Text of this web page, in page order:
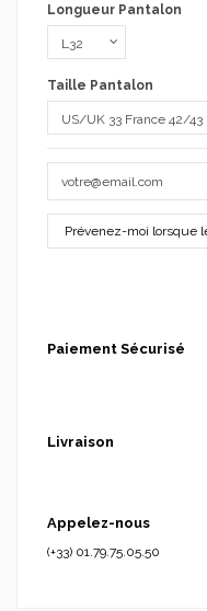
Longueur Pantalon
Taille Pantalon
Paiement Sécurisé
Livraison
Appelez-nous
(+33) 01.79.75.05.50